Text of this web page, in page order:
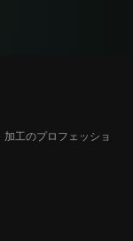
工のプロフェッショ